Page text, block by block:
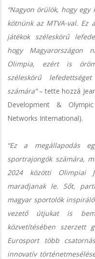
“Nagyon örülök, hogy
kötnünk az MTVA-val.
játékok széleskörű
hogy Magyarországon
Olimpia, ezért is
széleskörű
számára”– tette hozzá
Development &
Networks International).
“Ez a megállapodás
sportrajongók számára,
2024 közötti Olimpiai
maradjanak le. Sőt,
magyar sportolók
vezető útjukat is
közvetítésében szerzett
Eurosport több
innovatív